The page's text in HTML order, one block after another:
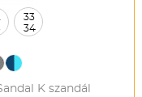
K szandál
33
34